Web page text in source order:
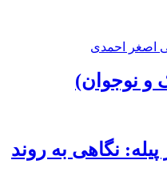
و نوجوان)
نگاهی به روند